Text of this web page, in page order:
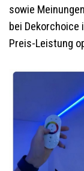
sowie
bei Dekorchoice
Preis-Leistung